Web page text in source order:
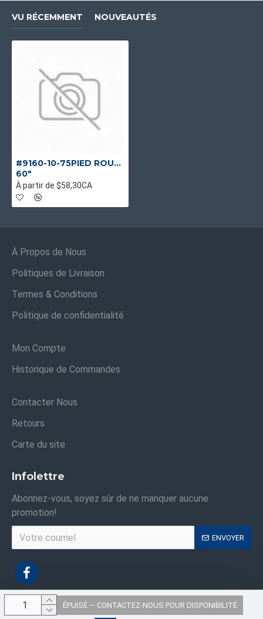
ÉPUISÉ — CONTACTEZ-NOUS POUR DISPONIBILITÉ
VU RÉCEMMENT NOUVEAUTÉS
#9160-10-75PIED ROULEAU JUTE 10OZ (75 PIEDS)
60"
À partir de $58,30CA
À Propos de Nous
Politiques de Livraison
Termes & Conditions
Politique de confidentialité
Mon Compte
Historique de Commandes
Contacter Nous
Retours
Carte du site
Infolettre
Abonnez-vous, soyez sûr de ne manquer aucune
promotion!
ENVOYER